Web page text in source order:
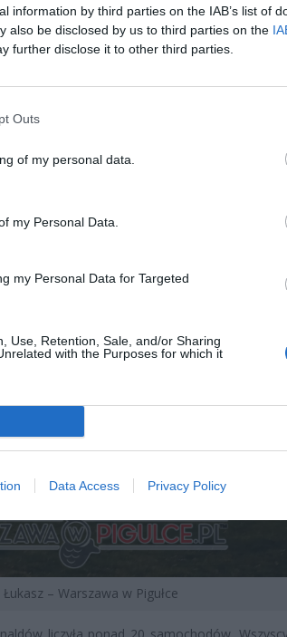
information by third parties on the IAB’s list of
also be disclosed by us to third parties on the
further disclose it to other third parties.
Outs
of my personal data.
my Personal Data.
my Personal Data for Targeted
Use, Retention, Sale, and/or Sharing
with the Purposes for which it
Data Access Privacy Policy
źródeł w Google
– Warszawa w Pigułce